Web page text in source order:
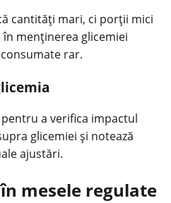
cantități mari, ci porții mici
menținerea glicemiei
rar.
a verifica impactul
glicemiei și notează
ajustări.
mesele regulate